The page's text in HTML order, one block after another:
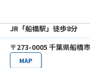
JR「船橋駅」徒歩8分
〒273-0005 千葉県船橋
MAP